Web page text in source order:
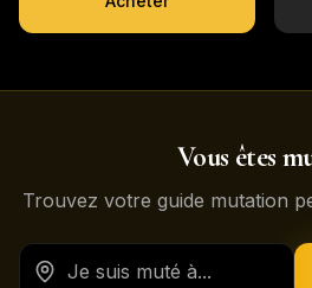
Vous êtes
Trouvez votre guide mutation